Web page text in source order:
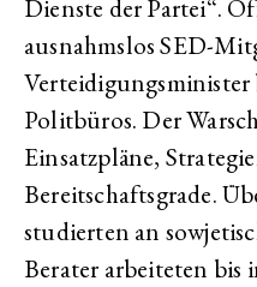
Dienste der Partei“.
ausnahmslos SED-
Verteidigungsminister
Politbüros. Der
Einsatzpläne,
Bereitschaftsgrade.
studierten an
Berater arbeiteten bis